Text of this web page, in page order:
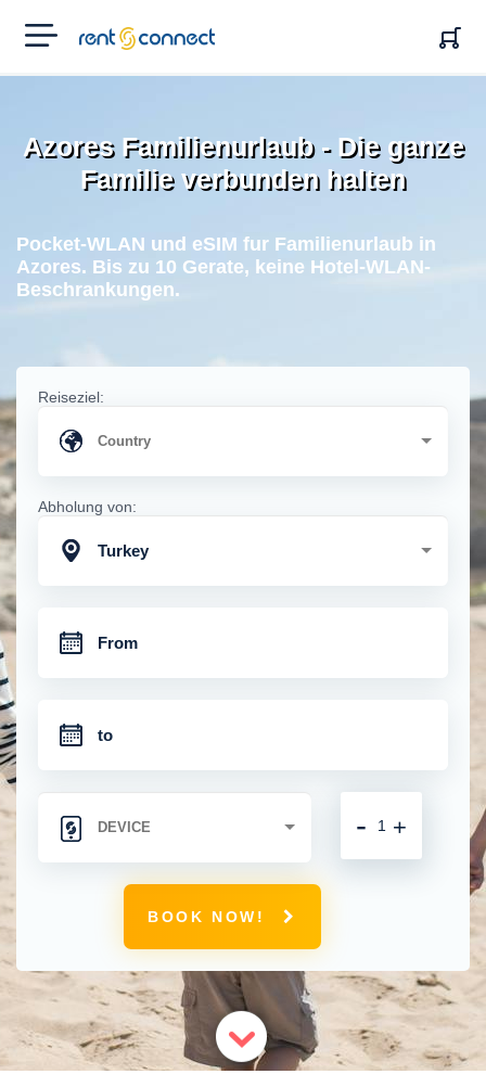
RENT'N
CONNECT
Azores Familienurlaub - Die ganze
Familie verbunden halten
Pocket-WLAN und eSIM fur Familienurlaub in
Azores. Bis zu 10 Gerate, keine Hotel-WLAN-
Beschrankungen.
Reiseziel:
Abholung von:
Turkey
+
-
BOOK NOW!